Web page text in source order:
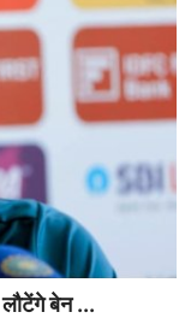
बेन ...